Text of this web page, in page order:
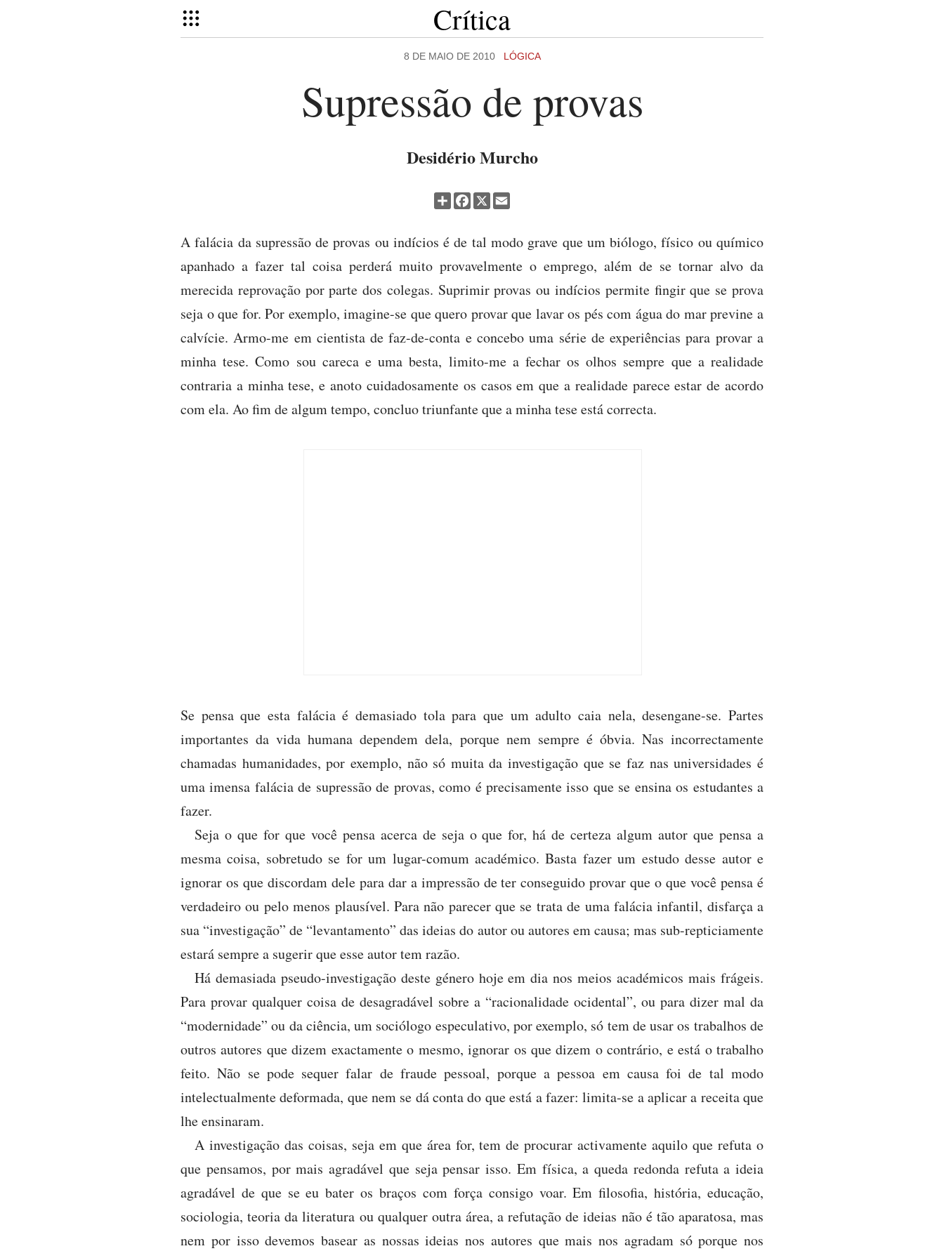
Crítica
8 DE MAIO DE 2010 LÓGICA
Supressão de provas
Desidério Murcho
Partilhar
Facebook
X
A falácia da supressão de provas ou indícios é de tal modo grave que um biólogo, físico ou químico
apanhado a fazer tal coisa perderá muito provavelmente o emprego, além de se tornar alvo da
merecida reprovação por parte dos colegas. Suprimir provas ou indícios permite fingir que se prova
seja o que for. Por exemplo, imagine-se que quero provar que lavar os pés com água do mar previne a
calvície. Armo-me em cientista de faz-de-conta e concebo uma série de experiências para provar a
minha tese. Como sou careca e uma besta, limito-me a fechar os olhos sempre que a realidade
contraria a minha tese, e anoto cuidadosamente os casos em que a realidade parece estar de acordo
com ela. Ao fim de algum tempo, concluo triunfante que a minha tese está correcta.
Se pensa que esta falácia é demasiado tola para que um adulto caia nela, desengane-se. Partes
importantes da vida humana dependem dela, porque nem sempre é óbvia. Nas incorrectamente
chamadas humanidades, por exemplo, não só muita da investigação que se faz nas universidades é
uma imensa falácia de supressão de provas, como é precisamente isso que se ensina os estudantes a
fazer.
Seja o que for que você pensa acerca de seja o que for, há de certeza algum autor que pensa a
mesma coisa, sobretudo se for um lugar-comum académico. Basta fazer um estudo desse autor e
ignorar os que discordam dele para dar a impressão de ter conseguido provar que o que você pensa é
verdadeiro ou pelo menos plausível. Para não parecer que se trata de uma falácia infantil, disfarça a
sua “investigação” de “levantamento” das ideias do autor ou autores em causa; mas sub-repticiamente
estará sempre a sugerir que esse autor tem razão.
Há demasiada pseudo-investigação deste género hoje em dia nos meios académicos mais frágeis.
Para provar qualquer coisa de desagradável sobre a “racionalidade ocidental”, ou para dizer mal da
“modernidade” ou da ciência, um sociólogo especulativo, por exemplo, só tem de usar os trabalhos de
outros autores que dizem exactamente o mesmo, ignorar os que dizem o contrário, e está o trabalho
feito. Não se pode sequer falar de fraude pessoal, porque a pessoa em causa foi de tal modo
intelectualmente deformada, que nem se dá conta do que está a fazer: limita-se a aplicar a receita que
lhe ensinaram.
A investigação das coisas, seja em que área for, tem de procurar activamente aquilo que refuta o
que pensamos, por mais agradável que seja pensar isso. Em física, a queda redonda refuta a ideia
agradável de que se eu bater os braços com força consigo voar. Em filosofia, história, educação,
sociologia, teoria da literatura ou qualquer outra área, a refutação de ideias não é tão aparatosa, mas
nem por isso devemos basear as nossas ideias nos autores que mais nos agradam só porque nos